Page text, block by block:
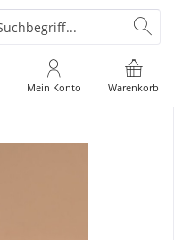
Warenkorb
Mein Konto